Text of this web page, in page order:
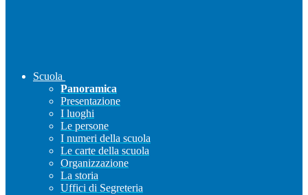
Scuola
Panoramica
Presentazione
I luoghi
Le persone
I numeri della scuola
Le carte della scuola
Organizzazione
La storia
Uffici di Segreteria